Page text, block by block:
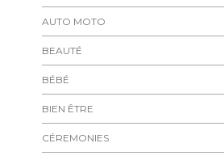
AUTO MOTO
BEAUTÉ
BÉBÉ
BIEN ÊTRE
CÉREMONIES